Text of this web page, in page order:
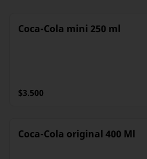
Coca-Cola mini 250 ml
$3.500
Coca-Cola original 400 Ml